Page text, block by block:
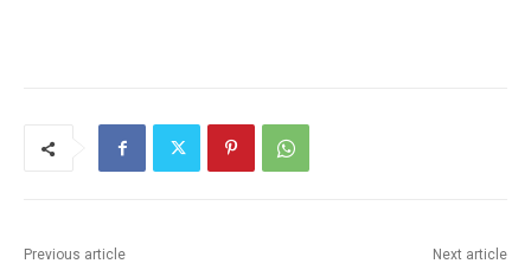
Previous article Next article